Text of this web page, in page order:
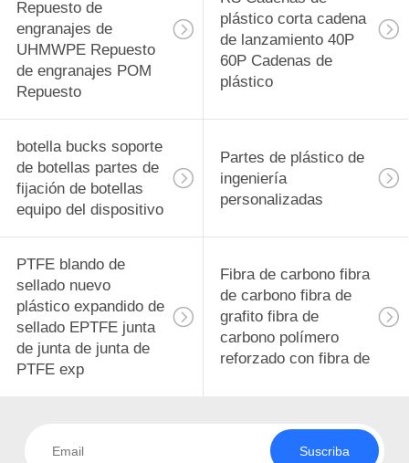
Repuesto de
engranajes de
UHMWPE Repuesto
de engranajes POM
Repuesto
plástico corta cadena
de lanzamiento 40P
60P Cadenas de
plástico
botella bucks soporte
de botellas partes de
fijación de botellas
equipo del dispositivo
Partes de plástico de
ingeniería
personalizadas
PTFE blando de
sellado nuevo
plástico expandido de
sellado EPTFE junta
de junta de junta de
PTFE exp
Fibra de carbono fibra
de carbono fibra de
grafito fibra de
carbono polímero
reforzado con fibra de
Suscriba